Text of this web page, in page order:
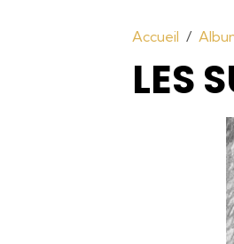
Accueil
LES